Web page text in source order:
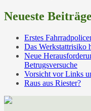
Neueste Beiträge
Erstes
Das Werkstattrisiko
Neue
Betrugsversuche
Vorsicht vor Links
Raus aus Riester?